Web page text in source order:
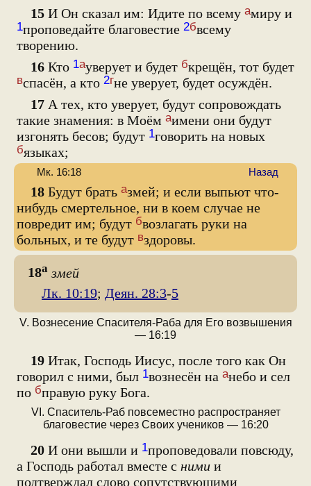
15 И Он сказал им: Идите по всему амиру и
1проповедайте благовестие 2бвсему
творению.
16 Кто 1ауверует и будет бкрещён, тот будет
вспасён, а кто 2гне уверует, будет осуждён.
17 А тех, кто уверует, будут сопровождать
такие знамения: в Моём аимени они будут
изгонять бесов; будут 1говорить на новых
бязыках;
18 Будут брать азмей; и если выпьют что-
нибудь смертельное, ни в коем случае не
повредит им; будут бвозлагать руки на
больных, и те будут вздоровы.
Мк. 16:18 Назад
18а змей
Лк. 10:19; Деян. 28:3-5
V. Вознесение Спасителя-Раба для Его возвышения
— 16:19
19 Итак, Господь Иисус, после того как Он
говорил с ними, был 1вознесён на анебо и сел
по бправую руку Бога.
VI. Спаситель-Раб повсеместно распространяет
благовестие через Своих учеников — 16:20
20 И они вышли и 1проповедовали повсюду,
а Господь работал вместе с ними и
подтверждал слово сопутствующими